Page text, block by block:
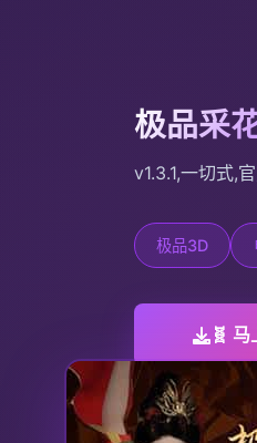
极品采
v1.3.1,一切式,
极品3D
🧬